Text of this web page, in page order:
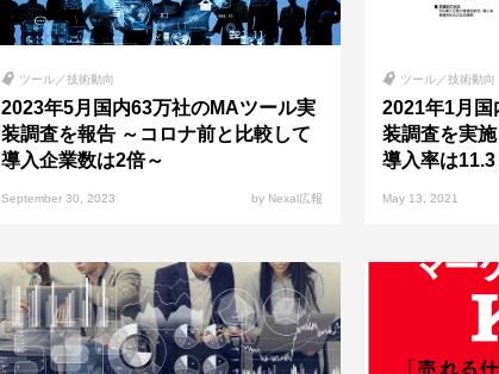
ツール／技術動向
2023年5月国内63万社のMAツール実
装調査を報告 ～コロナ前と比較して
導入企業数は2倍～
September 30, 2023 by Nexal広報
ツール／技術動向
2021年1月国
装調査を実
導入率は11.3
May 13, 2021